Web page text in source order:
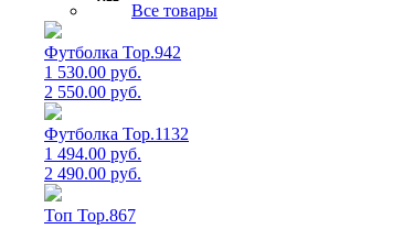
Все товары
Футболка Top.942
1 530.00 руб.
2 550.00 руб.
Футболка Top.1132
1 494.00 руб.
2 490.00 руб.
Топ Top.867